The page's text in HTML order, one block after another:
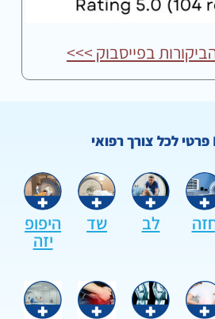
בפייסבוק >>>
לב שד היפופ
יזה